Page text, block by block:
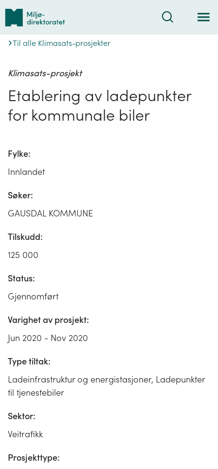
Tilbake
forsiden
Søk
Til alle Klimasats-prosjekter
Klimasats-prosjekt
Etablering av ladepunkter
for kommunale biler
Fylke:
Innlandet
Søker:
GAUSDAL KOMMUNE
Tilskudd:
125 000
Status:
Gjennomført
Varighet av prosjekt:
Jun 2020 - Nov 2020
Type tiltak:
Ladeinfrastruktur og energistasjoner, Ladepunkter
til tjenestebiler
Sektor:
Veitrafikk
Prosjekttype: